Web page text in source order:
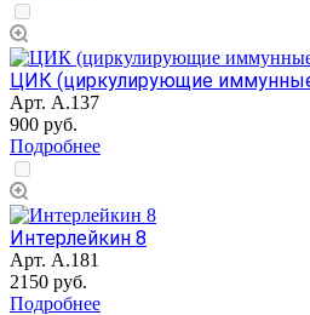
ЦИК (циркулирующие
Арт. А.137
900 руб.
Подробнее
Интерлейкин 8
Арт. А.181
2150 руб.
Подробнее